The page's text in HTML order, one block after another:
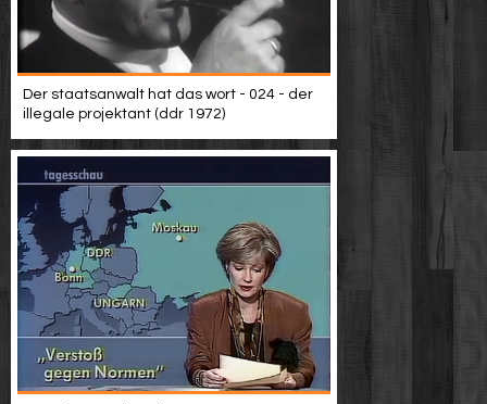
Der staatsanwalt hat das wort - 024 - der
illegale projektant (ddr 1972)